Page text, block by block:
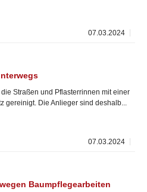
07.03.2024
Straßen und Pflasterrinnen mit einer
gereinigt. Die Anlieger sind deshalb...
07.03.2024
Baumpflegearbeiten